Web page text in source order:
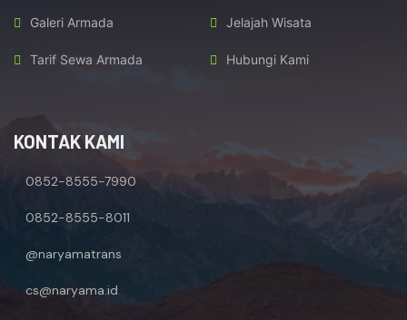
Galeri Armada
Tarif Sewa Armada
Jelajah Wisata
Hubungi Kami
KONTAK KAMI
0852-8555-7990
0852-8555-8011
@naryamatrans
cs@naryama.id